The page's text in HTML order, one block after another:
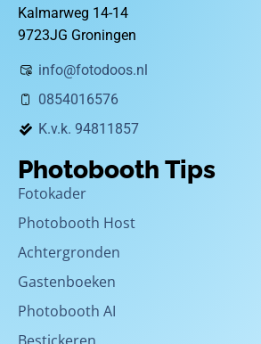
Kalmarweg 14-14
9723JG Groningen
info@fotodoos.nl
0854016576
K.v.k. 94811857
Photobooth Tips
Fotokader
Photobooth Host
Achtergronden
Gastenboeken
Photobooth AI